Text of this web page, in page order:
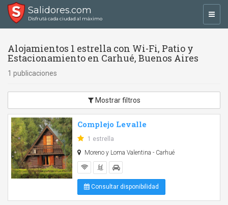
Salidores.com
Disfrutá cada ciudad al máximo
Alojamientos 1 estrella con Wi-Fi, Patio y
Estacionamiento en Carhué, Buenos Aires
1 publicaciones
Mostrar filtros
Complejo Levalle
1 estrella
Moreno y Loma Valentina - Carhué
Consultar disponibilidad